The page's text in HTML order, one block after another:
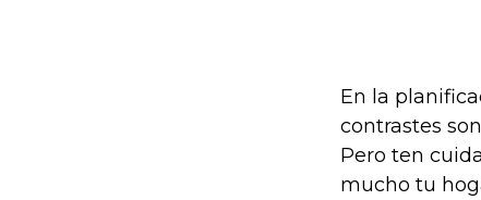
En la
contrastes
Pero ten
mucho tu